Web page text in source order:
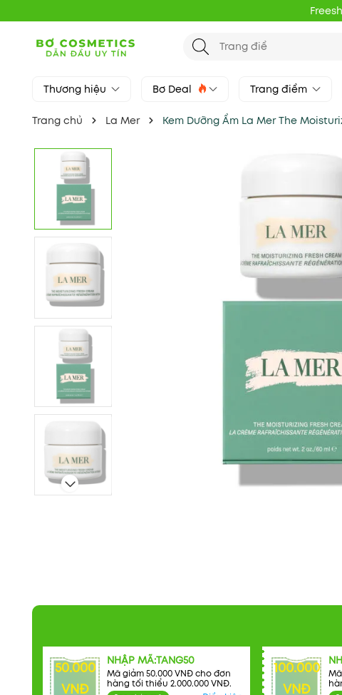
Thương hiệu Bơ Deal Trang điểm
Trang chủ La Mer Kem Dưỡng Ẩm La Mer The
50.000
VNĐ
NHẬP MÃ:TANG50
Mã giảm 50.000 VNĐ cho đơn
hàng tối thiểu 2.000.000 VNĐ.
100.000
VNĐ